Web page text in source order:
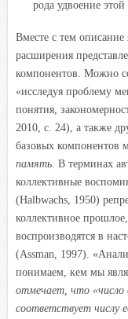
рода удвоение
Вместе с тем описание
расширения
компонентов. Можно
«исследуя проблему
понятия,
2010, с. 24), а также
базовых компонентов
память. В терминах
коллективные
(Halbwachs, 1950)
коллективное
воспроизводятся в
(Assman, 1997).
понимаем, кем мы
отмечает, что «число
соответствует числу